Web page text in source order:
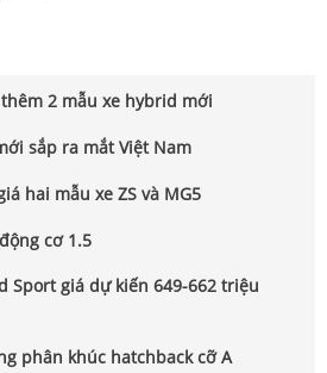
2 mẫu xe hybrid mới
sắp ra mắt Việt Nam
hai mẫu xe ZS và MG5
cơ 1.5
Sport giá dự kiến 649-662 triệu
phân khúc hatchback cỡ A